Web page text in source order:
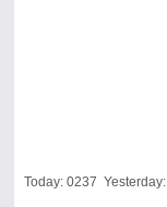
Today: 0237 Yesterday: